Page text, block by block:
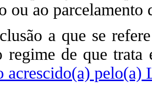
ou ao
a que se
regime de que
acrescido(a)